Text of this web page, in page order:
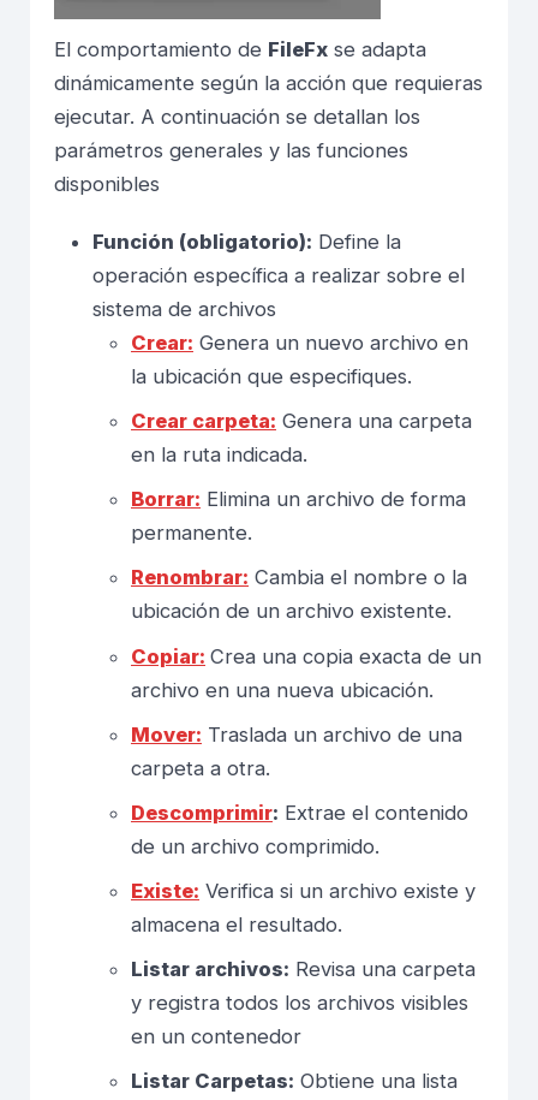
El comportamiento de FileFx se adapta
dinámicamente según la acción que requieras
ejecutar. A continuación se detallan los
parámetros generales y las funciones
disponibles
Función (obligatorio): Define la
operación específica a realizar sobre el
sistema de archivos
Crear: Genera un nuevo archivo en
la ubicación que especifiques.
Crear carpeta: Genera una carpeta
en la ruta indicada.
Borrar: Elimina un archivo de forma
permanente.
Renombrar: Cambia el nombre o la
ubicación de un archivo existente.
Copiar: Crea una copia exacta de un
archivo en una nueva ubicación.
Mover: Traslada un archivo de una
carpeta a otra.
Descomprimir: Extrae el contenido
de un archivo comprimido.
Existe: Verifica si un archivo existe y
almacena el resultado.
Listar archivos: Revisa una carpeta
y registra todos los archivos visibles
en un contenedor
Listar Carpetas: Obtiene una lista